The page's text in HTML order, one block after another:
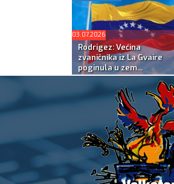
03.07.2026
Rodrigez: Većina
zvaničnika iz La Gvaire
poginula u zem...